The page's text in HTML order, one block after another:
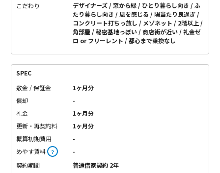
こだわり デザイナーズ 窓から緑 ひとり暮らし向き
ふ
たり暮らし向き
風を感じる
陽当たり良過ぎ
コンクリート打ちっ放し
メゾネット
2階以上
角部屋
秘密基地っぽい 商店街が近い
礼金ゼ
ロ or フリーレント
都心まで乗換なし
SPEC
敷金 / 保証金
1ヶ月分
償却
-
礼金
1ヶ月分
更新・再契約料
1ヶ月分
概算初期費用
-
めやす賃料 ？
-
契約期間
普通借家契約 2年